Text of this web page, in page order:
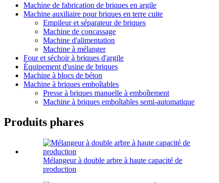
Machine de fabrication de briques en argile
Machine auxiliaire pour briques en terre cuite
Empileur et séparateur de briques
Machine de concassage
Machine d'alimentation
Machine à mélanger
Four et séchoir à briques d'argile
Équipement d'usine de briques
Machine à blocs de béton
Machine à briques emboîtables
Presse à briques manuelle à emboîtement
Machine à briques emboîtables semi-automatique
Produits phares
Mélangeur à double arbre à haute capacité de
production